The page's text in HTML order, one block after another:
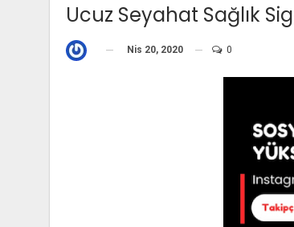
Ucuz Seyahat Sağlık
Nis 20, 2020 0